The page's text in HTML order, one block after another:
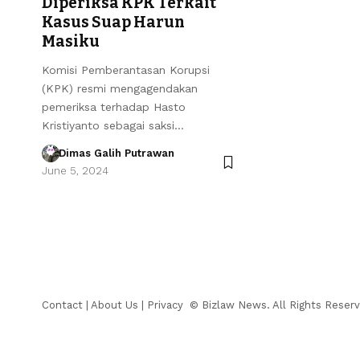
Kasus Suap Harun
Masiku
Komisi Pemberantasan Korupsi
(KPK) resmi mengagendakan
pemeriksa terhadap Hasto
Kristiyanto sebagai saksi…
Dimas Galih Putrawan
June 5, 2024
Contact About Us Privacy © Bizlaw News. All Rights